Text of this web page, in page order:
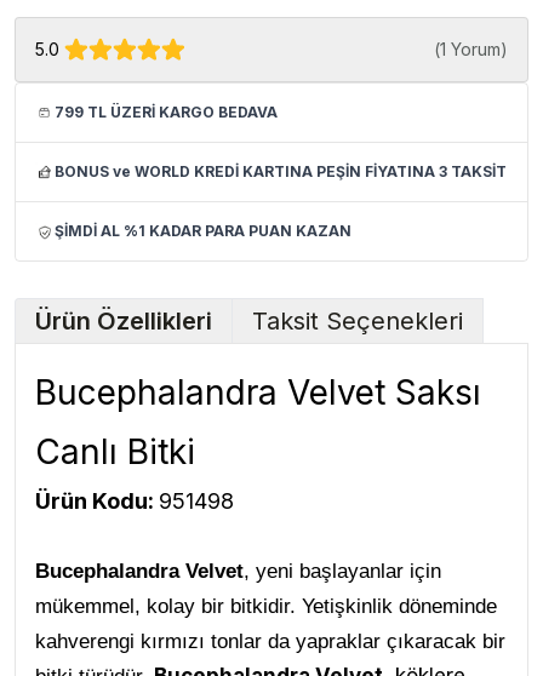
5.0 (1 Yorum)
799 TL ÜZERİ KARGO BEDAVA
BONUS ve WORLD KREDİ KARTINA PEŞİN FİYATINA 3 TAKSİT
ŞİMDİ AL %1 KADAR PARA PUAN KAZAN
Ürün Özellikleri Taksit Seçenekleri
Bucephalandra Velvet Saksı
Canlı Bitki
Ürün Kodu: 951498
Bucephalandra Velvet, yeni başlayanlar için
mükemmel, kolay bir bitkidir. Yetişkinlik döneminde
kahverengi kırmızı tonlar da yapraklar çıkaracak bir